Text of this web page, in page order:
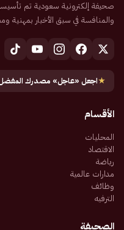
والمنافسة في سبق الأخبار بمهنية
★اجعل «عاجل» مصدرك
الأقسام
المحليات
الاقتصاد
رياضة
مدارات عالمية
وظائف
الترفيه
الصحيفة